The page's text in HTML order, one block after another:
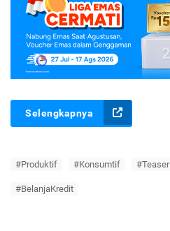
Selengkapnya
#Produktif #Konsumtif
#BelanjaKredit